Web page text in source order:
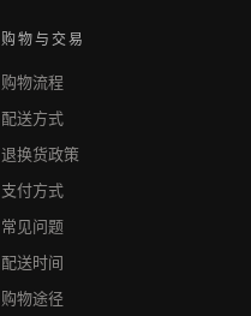
购物与交易
购物流程
配送方式
退换货政策
支付方式
常见问题
配送时间
购物途径